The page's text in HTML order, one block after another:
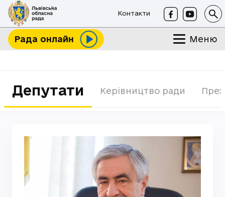
Контакти
Рада онлайн Меню
Депутати Керівництво ради